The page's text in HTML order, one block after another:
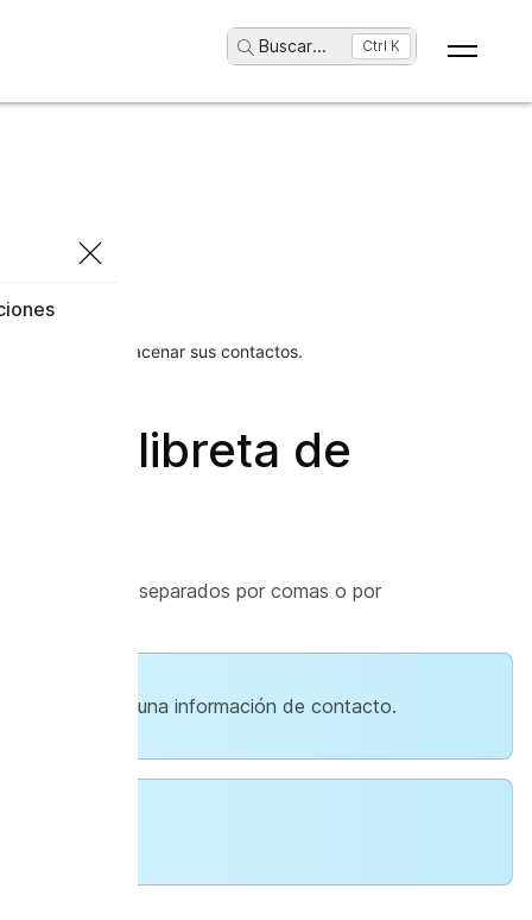
Buscar... Ctrl K
para almacenar sus contactos.
a la libreta de
de valores separados por comas o por
CSV.
importó ninguna información de contacto.